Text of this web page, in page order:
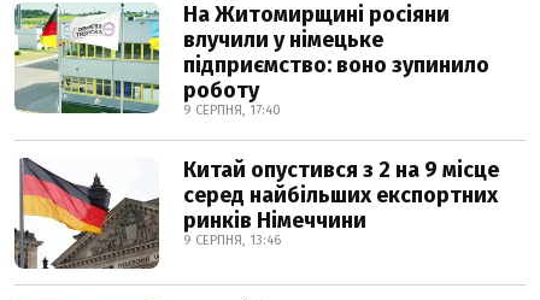
На Житомирщині росіяни
влучили у німецьке
підприємство: воно зупинило
роботу
9 СЕРПНЯ, 17:40
Китай опустився з 2 на 9 місце
серед найбільших експортних
ринків Німеччини
9 СЕРПНЯ, 13:46